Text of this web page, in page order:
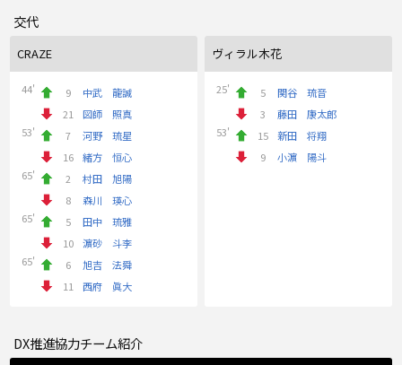
交代
CRAZE
44' 9
中武 龍誠
21
図師 照真
53'
7
河野 琉星
16
緒方 恒心
65'
2
村田 旭陽
8
森川 瑛心
65'
5
田中 琉雅
10
濵砂 斗李
65'
6
旭吉 法舜
11
西府 眞大
ヴィラル木花
25' 5
関谷 琉音
3
藤田 康太郎
53'
15
新田 将翔
9
小濵 陽斗
DX推進協力チーム紹介